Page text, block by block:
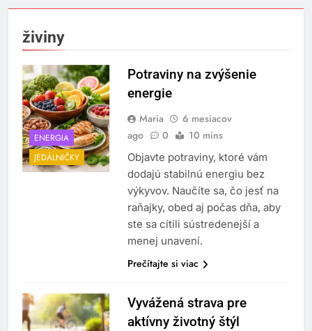
živiny
ENERGIA
JEDÁLNIČKY
Potraviny na zvýšenie
energie
Maria
6 mesiacov
ago
0 10 mins
Objavte potraviny, ktoré vám
dodajú stabilnú energiu bez
výkyvov. Naučíte sa, čo jesť na
raňajky, obed aj počas dňa, aby
ste sa cítili sústredenejší a
menej unavení.
Prečítajte si viac
Vyvážená strava pre
aktívny životný štýl